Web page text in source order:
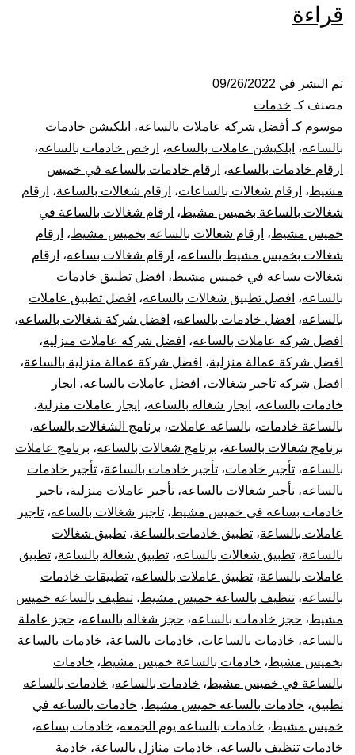
قراءة
بالساعة
بخميس
مشيط
تم النشر في 09/26/2022
مصنف كـ خدمات
موسوم كـ أفضل شركة عاملات بالساعه، ابلكيشن خادمات
بالساعه، ابلكيشن عاملات بالساعه، ارخص خادمات بالساعه،
ارقام خادمات بالساعه، ارقام خادمات بالساعه في خميس
مشيط، ارقام شغالات بالساعات، ارقام شغالات بالساعة، ارقام
شغالات بالساعة بخميس مشيط، ارقام شغالات بالساعة في
خميس مشيط، ارقام شغالات بالساعه بخميس مشيط، ارقام
شغالات بخميس مشيط بالساعه، ارقام شغالات بساعه، ارقام
شغالات بساعه في خميس مشيط، افضل تطبيق خادمات
بالساعه، افضل تطبيق شغالات بالساعه، افضل تطبيق عاملات
بالساعه، افضل خادمات بالساعه، افضل شركة شغالات بالساعه،
افضل شركة عاملات بالساعه، افضل شركة عاملات منزلية،
افضل شركة عمالة منزلية، افضل شركة عمالة منزلية بالساعة،
افضل شركه تاجير شغالات، افضل عاملات بالساعه، ايجار
خادمات بالساعه، ايجار شغاله بالساعه، ايجار عاملات منزلية،
بالساعة خادمات، بالساعه عاملات، برنامج الشغالات بالساعه،
برنامج شغالات بالساعة، برنامج شغالات بالساعه، برنامج عاملات
بالساعه، تأجير خادمات، تأجير خادمات بالساعة، تأجير خادمات
بالساعه، تأجير شغالات بالساعه، تأجير عاملات منزلية، تاجير
خادمات بساعه في خميس مشيط، تاجير شغالات بالساعه، تاجير
عاملات بالساعة، تطبيق خادمات بالساعة، تطبيق شغالات
بالساعة، تطبيق شغالات بالساعه، تطبيق شغالة بالساعة، تطبيق
عاملات بالساعة، تطبيق عاملات بالساعه، تطبيقات خادمات
بالساعه، تنظيف بالساعة خميس مشيط، تنظيف بالساعه خميس
مشيط، حجز خادمات بالساعه، حجز شغاله بالساعه، حجز عاملة
بالساعه، خادمات بالساعات، خادمات بالساعة، خادمات بالساعة
بخميس مشيط، خادمات بالساعة خميس مشيط، خادمات
بالساعة في خميس مشيط، خادمات بالساعه، خادمات بالساعه
تطبيق، خادمات بالساعه خميس مشيط، خادمات بالساعه في
خميس مشيط، خادمات بالساعه يوم الجمعه، خادمات بساعه،
خادمات تنظيف بالساعه، خادمات منازل بالساعة، خادمة